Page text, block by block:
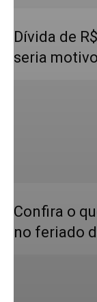
Dívida de
seria
Confira o
no feriado